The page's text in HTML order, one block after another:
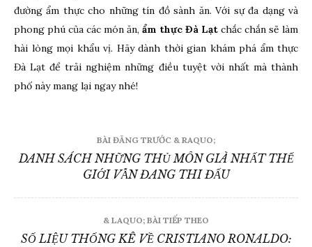
đường ẩm thực cho những tín đồ sành ăn. Với sự đa dạng và
phong phú của các món ăn, ẩm thực Đà Lạt chắc chắn sẽ làm
hài lòng mọi khẩu vị. Hãy dành thời gian khám phá ẩm thực
Đà Lạt để trải nghiệm những điều tuyệt vời nhất mà thành
phố này mang lại ngay nhé!
Đ
ề
u
BÀI ĐĂNG TRƯỚC & RAQUO;
DANH SÁCH NHỮNG THỦ MÔN GIÀ NHẤT THẾ
GIỚI VẪN ĐANG THI ĐẤU
& LAQUO; BÀI TIẾP THEO
SỐ LIỆU THỐNG KÊ VỀ CRISTIANO RONALDO: